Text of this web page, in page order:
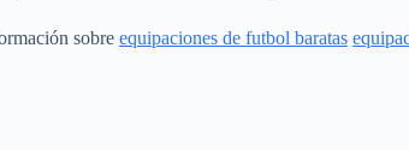
sobre equipaciones de futbol baratas